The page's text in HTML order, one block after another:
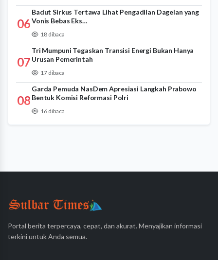
06
Badut Sirkus Tertawa Lihat Pengadilan Dagelan yang
Vonis Bebas Eks…
18 dibaca
07
Tri Mumpuni Tegaskan Transisi Energi Bukan Hanya
Urusan Pemerintah
17 dibaca
08
Garda Pemuda NasDem Apresiasi Langkah Prabowo
Bentuk Komisi Reformasi Polri
16 dibaca
Portal berita terpercaya, cepat, dan akurat. Menyajikan informasi
terkini untuk Anda semua.